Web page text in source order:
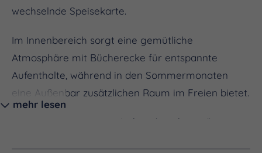
wechselnde Speisekarte.
Im Innenbereich sorgt eine gemütliche
Atmosphäre mit Bücherecke für entspannte
Aufenthalte, während in den Sommermonaten
eine Außenbar zusätzlichen Raum im Freien bietet.
Neben dem gastronomischen Angebot prägen
mehr lesen